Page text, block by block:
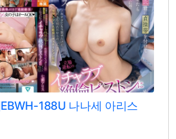
188U 나나세 아리스